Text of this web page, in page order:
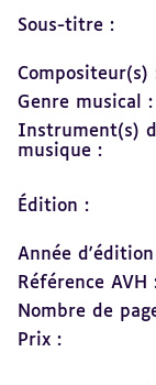
Sous-titre :
Compositeur(s)
Genre musical :
Instrument(s)
musique :
Édition :
Année
Référence AVH
Nombre de
Prix :